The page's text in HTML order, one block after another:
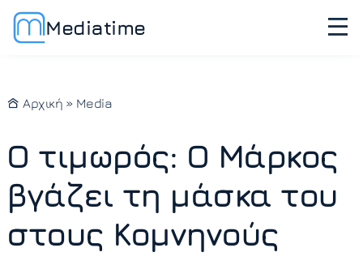
Mediatime
Αρχική » Media
Ο τιμωρός: Ο Μάρκος
βγάζει τη μάσκα του
στους Κομνηνούς